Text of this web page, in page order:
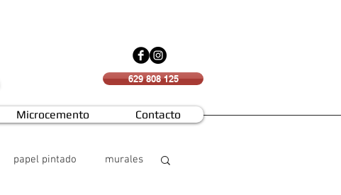
629 808 125
Microcemento Contacto
papel pintado murales